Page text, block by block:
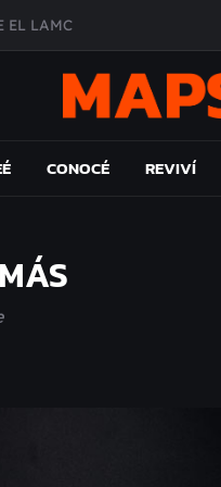
EL LAMC
DE ÉPOCA EN FORMA DE
CONOCÉ REVIVÍ